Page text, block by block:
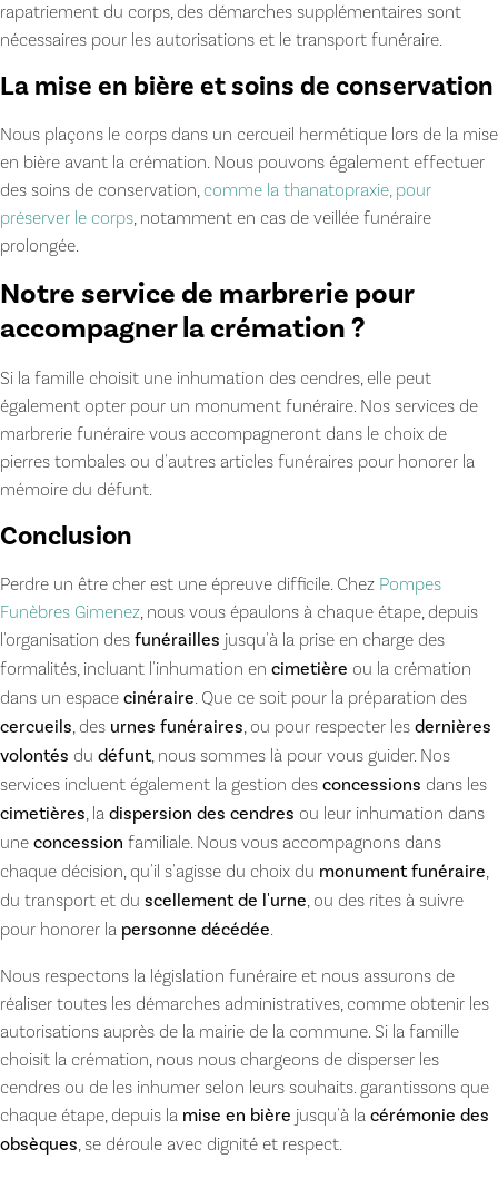
rapatriement du corps, des démarches supplémentaires sont
nécessaires pour les autorisations et le transport funéraire.
La mise en bière et soins de conservation
Nous plaçons le corps dans un cercueil hermétique lors de la mise
en bière avant la crémation. Nous pouvons également effectuer
des soins de conservation,comme la thanatopraxie, pour
préserver le corps, notamment en cas de veillée funéraire
prolongée.
Notre service de marbrerie pour
accompagner la crémation ?
Si la famille choisit une inhumation des cendres, elle peut
également opter pour un monument funéraire. Nos services de
marbrerie funéraire vous accompagneront dans le choix de
pierres tombales ou d'autres articles funéraires pour honorer la
mémoire du défunt.
Conclusion
Perdre un être cher est une épreuve difficile. Chez Pompes
Funèbres Gimenez, nous vous épaulons à chaque étape, depuis
l'organisation des funérailles jusqu'à la prise en charge des
formalités, incluant l'inhumation en cimetière ou la crémation
dans un espace cinéraire. Que ce soit pour la préparation des
cercueils, des urnes funéraires, ou pour respecter les dernières
volontés du défunt, nous sommes là pour vous guider. Nos
services incluent également la gestion des concessions dans les
cimetières, la dispersion des cendres ou leur inhumation dans
une concession familiale. Nous vous accompagnons dans
chaque décision, qu'il s'agisse du choix du monument funéraire,
du transport et du scellement de l'urne, ou des rites à suivre
pour honorer la personne décédée.
Nous respectons la législation funéraire et nous assurons de
réaliser toutes les démarches administratives, comme obtenir les
autorisations auprès de la mairie de la commune. Si la famille
choisit la crémation, nous nous chargeons de disperser les
cendres ou de les inhumer selon leurs souhaits. garantissons que
chaque étape, depuis la mise en bière jusqu'à la cérémonie des
obsèques, se déroule avec dignité et respect.